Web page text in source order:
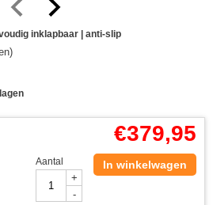
inklapbaar | anti-slip
€379,95
Aantal
+
-
In winkelwagen